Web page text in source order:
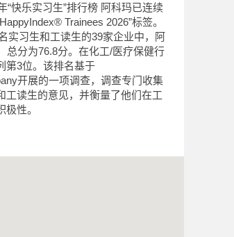
“快乐实习生”排行榜 阿科玛已连续
Trainees 2026”标签。
实习生和工读生的39家企业中，阿
总分为76.8分。在化工/医疗保健行
第3位。该排名基于
开展的一项调查，调查专门收集
工读生的意见，并衡量了他们在工
性。